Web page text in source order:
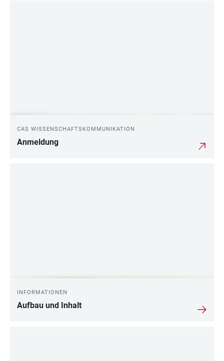
CAS WISSENSCHAFTSKOMMUNIKATION
Anmeldung
INFORMATIONEN
Aufbau und Inhalt